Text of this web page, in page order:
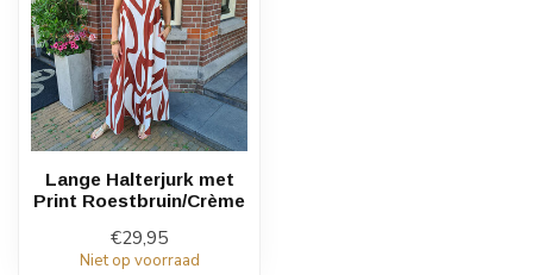
Lange Halterjurk met
Print Roestbruin/Crème
€29,95
Niet op voorraad